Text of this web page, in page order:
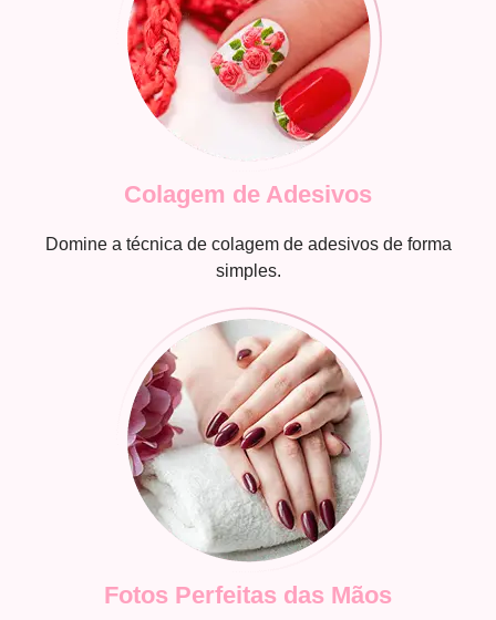
Colagem de Adesivos
Domine a técnica de colagem de adesivos de forma
simples.
Fotos Perfeitas das Mãos